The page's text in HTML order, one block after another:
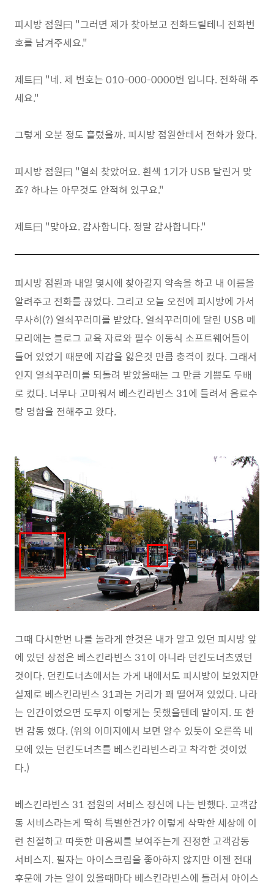
피시방 점원曰 "그러면 제가 찾아보고 전화드릴테니 전화번
호를 남겨주세요."
제트曰 "네. 제 번호는 010-000-0000번 입니다. 전화해 주
세요."
그렇게 오분 정도 흘렀을까. 피시방 점원한테서 전화가 왔다.
피시방 점원曰 "열쇠 찾았어요. 흰색 1기가 USB 달린거 맞
죠? 하나는 아무것도 안적혀 있구요."
제트曰 "맞아요. 감사합니다. 정말 감사합니다."
피시방 점원과 내일 몇시에 찾아갈지 약속을 하고 내 이름을
알려주고 전화를 끊었다. 그리고 오늘 오전에 피시방에 가서
무사히(?) 열쇠꾸러미를 받았다. 열쇠꾸러미에 달린 USB 메
모리에는 블로그 교육 자료와 필수 이동식 소프트웨어들이
들어 있었기 때문에 지갑을 잃은것 만큼 충격이 컸다. 그래서
인지 열쇠꾸러미를 되돌려 받았을때는 그 만큼 기쁨도 두배
로 컸다. 너무나 고마워서 베스킨라빈스 31에 들려서 음료수
랑 명함을 전해주고 왔다.
그때 다시한번 나를 놀라게 한것은 내가 알고 있던 피시방 앞
에 있던 상점은 베스킨라빈스 31이 아니라 던킨도너츠였던
것이다. 던킨도너츠에서는 가게 내에서도 피시방이 보였지만
실제로 베스킨라빈스 31과는 거리가 꽤 떨어져 있었다. 나라
는 인간이었으면 도무지 이렇게는 못했을텐데 말이지. 또 한
번 감동 했다. (위의 이미지에서 보면 알수 있듯이 오른쪽 네
모에 있는 던킨도너츠를 베스킨라빈스라고 착각한 것이었
다.)
베스킨라빈스 31 점원의 서비스 정신에 나는 반했다. 고객감
동 서비스라는게 딱히 특별한건가? 이렇게 삭막한 세상에 이
런 친절하고 따뜻한 마음씨를 보여주는게 진정한 고객감동
서비스지. 필자는 아이스크림을 좋아하지 않지만 이젠 전대
후문에 가는 일이 있을때마다 베스킨라빈스에 들러서 아이스